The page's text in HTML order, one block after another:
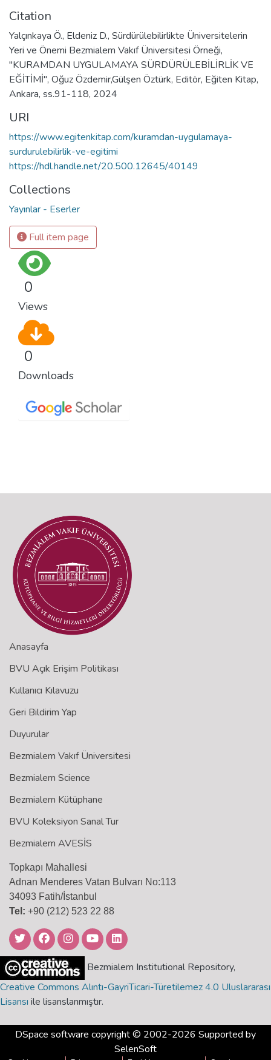
Citation
Yalçınkaya Ö., Eldeniz D., Sürdürülebilirlikte Üniversitelerin
Yeri ve Önemi Bezmialem Vakıf Üniversitesi Örneği,
"KURAMDAN UYGULAMAYA SÜRDÜRÜLEBİLİRLİK VE
EĞİTİMİ", Oğuz Özdemir,Gülşen Öztürk, Editör, Eğiten Kitap,
Ankara, ss.91-118, 2024
URI
https://www.egitenkitap.com/kuramdan-uygulamaya-
surdurulebilirlik-ve-egitimi
https://hdl.handle.net/20.500.12645/40149
Collections
Yayınlar - Eserler
Full item page
0
Views
0
Downloads
Anasayfa
BVU Açık Erişim Politikası
Kullanıcı Kılavuzu
Geri Bildirim Yap
Duyurular
Bezmialem Vakıf Üniversitesi
Bezmialem Science
Bezmialem Kütüphane
BVU Koleksiyon Sanal Tur
Bezmialem AVESİS
Topkapı Mahallesi
Adnan Menderes Vatan Bulvarı No:113
34093 Fatih/İstanbul
Tel: +90 (212) 523 22 88
Bezmialem Institutional Repository,
Creative Commons Alıntı-GayriTicari-Türetilemez 4.0 Uluslararası
Lisansı ile lisanslanmıştır.
DSpace software copyright © 2002-2026 Supported by
SelenSoft